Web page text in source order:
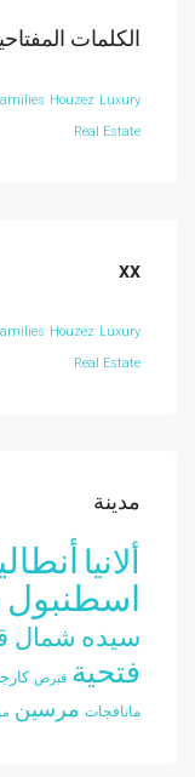
الكلمات
Houzez Luxury
Real Estate
xx
Houzez Luxury
Real Estate
مدينة
ألانيا
اسطنبول
سيده شمال
فتحية قبرص
مانافجات مرسين